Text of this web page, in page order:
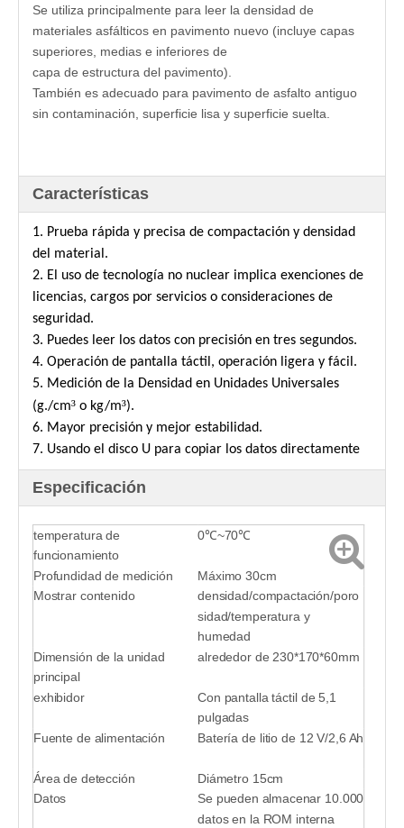
Se utiliza principalmente para leer la densidad de
materiales asfálticos en pavimento nuevo (incluye capas
superiores, medias e inferiores de
capa de estructura del pavimento).
También es adecuado para pavimento de asfalto antiguo
sin contaminación, superficie lisa y superficie suelta.
Características
1. Prueba rápida y precisa de compactación y densidad
del material.
2. El uso de tecnología no nuclear implica exenciones de
licencias, cargos por servicios o consideraciones de
seguridad.
3. Puedes leer los datos con precisión en tres segundos.
4. Operación de pantalla táctil, operación ligera y fácil.
5. Medición de la Densidad en Unidades Universales
(g./cm³ o kg/m³).
6. Mayor precisión y mejor estabilidad.
7. Usando el disco U para copiar los datos directamente
Especificación
temperatura de
funcionamiento
0℃~70℃
Profundidad de medición
Máximo 30cm
Mostrar contenido
densidad/compactación/poro
sidad/temperatura y
humedad
Dimensión de la unidad
principal
alrededor de 230*170*60mm
exhibidor
Con pantalla táctil de 5,1
pulgadas
Fuente de alimentación
Batería de litio de 12 V/2,6 Ah
Área de detección
Diámetro 15cm
Datos
Se pueden almacenar 10.000
datos en la ROM interna